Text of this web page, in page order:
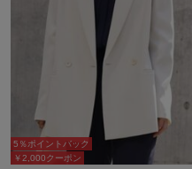
￥2,000クーポン
5％ポイントバック